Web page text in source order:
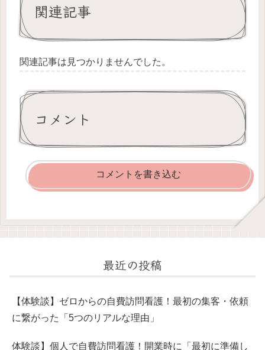
関連記事
関連記事は見つかりませんでした。
コメント
コメントを書き込む
最近の投稿
【体験談】ゼロからの自費訪問看護！最初の集客・依頼
に繋がった「5つのリアルな理由」
体験談】個人で自費訪問看護！開業時に「最初に準備し